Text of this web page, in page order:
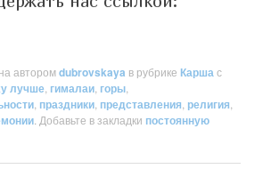
авторомdubrovskaya в рубрикеКарша с
лучше гималаи горы
праздники представления религия
. Добавьте в закладки постоянную